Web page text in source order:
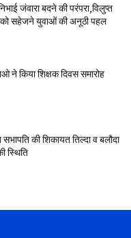
जंवारा बदने की परंपरा,विलुप्त
को सहेजने युवाओं की अनूठी पहल
ने किया शिक्षक दिवस समारोह
की शिकायत तिल्दा व बलौदा
स्थिति